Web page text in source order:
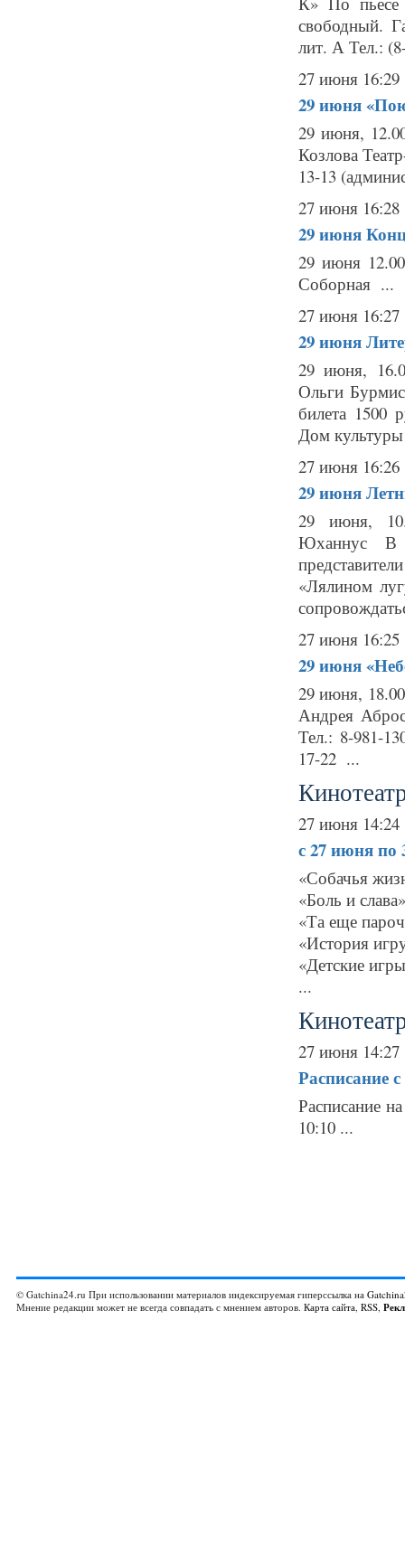
свободный.
лит. А Тел.:
27 июня 16:29
29 июня
29 июня,
Козлова
13-13
27 июня 16:28
29 июня
29 июня
Соборная ...
27 июня 16:27
29 июня
29 июня,
Ольги
билета 1500
Дом культуры
27 июня 16:26
29 июня
29 июня,
Юханнус В
«Лялином
27 июня 16:25
29 июня
29 июня,
Андрея
Тел.: 8-981-
17-22 ...
27 июня 14:24
с 27 июня
«Собачья
«Боль и
«Та еще
«История
«Детские
...
27 июня 14:27
Расписание
Расписание
10:10 ...
© Gatchina24.ru При использовании материалов индексируемая гиперссылка на
Мнение редакции может не всегда совпадать с мнением авторов. Карта сайта, RSS,